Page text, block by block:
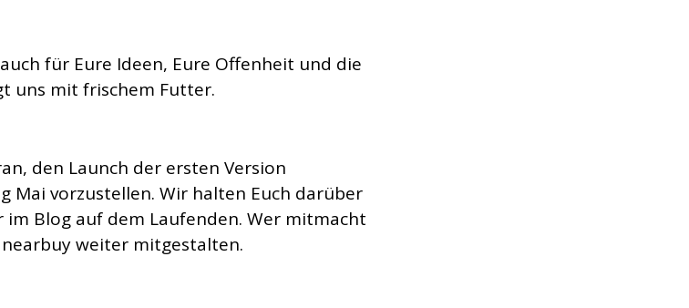
für Eure Ideen, Eure Offenheit und die
uns mit frischem Futter.
den Launch der ersten Version
Mai vorzustellen. Wir halten Euch darüber
Blog auf dem Laufenden. Wer mitmacht
weiter mitgestalten.